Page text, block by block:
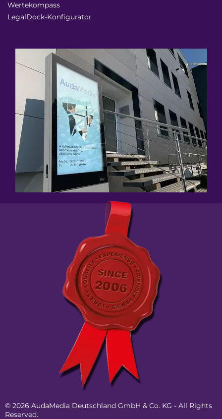
Wertekompass
LegalDock-Konfigurator
© 2026 AudaMedia Deutschland GmbH & Co. KG - All Rights
Reserved.